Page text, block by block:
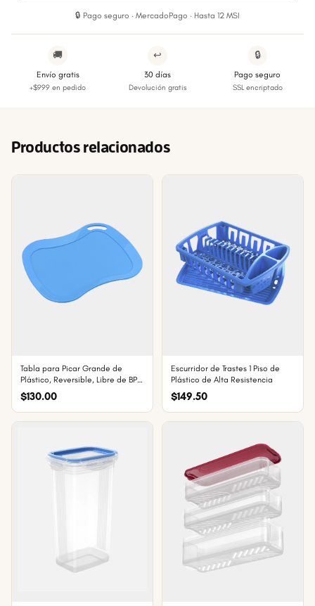
🔒 Pago seguro · MercadoPago · Hasta 12 MSI
🚚
Envío gratis
+$999 en pedido
↩
30 días
Devolución gratis
🔒
Pago seguro
SSL encriptado
Productos relacionados
Tabla para Picar Grande de
Plástico, Reversible, Libre de BPA,
Apta para Lavavajillas, Ideal
para Exterior
$130.00
Escurridor de Trastes 1 Piso de
Plástico de Alta Resistencia
$149.50